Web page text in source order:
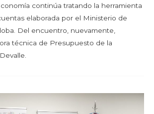
continúa tratando la herramienta
elaborada por el Ministerio de
Del encuentro, nuevamente,
técnica de Presupuesto de la